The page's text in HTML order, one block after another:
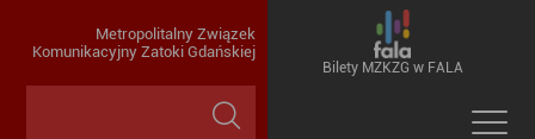
Metropolitalny Związek
Komunikacyjny Zatoki Gdańskiej
Bilety MZKZG w FALA